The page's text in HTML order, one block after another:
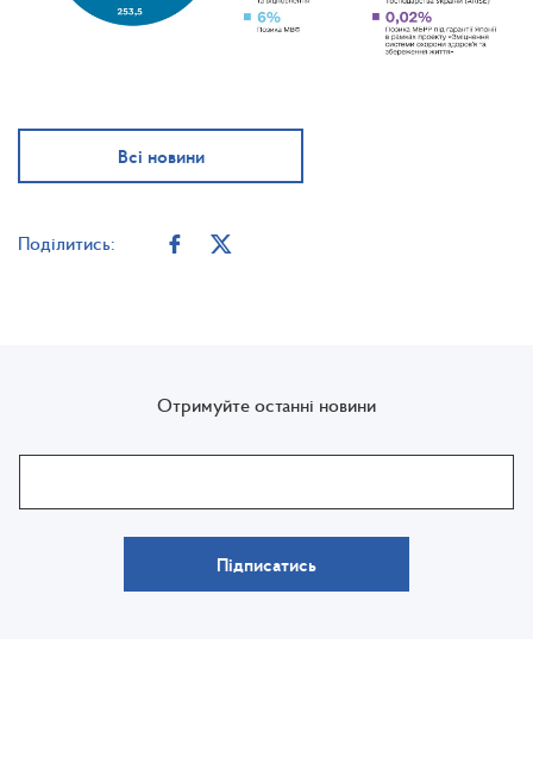
Всі новини
Поділитись:
Отримуйте останні новини
Підписатись